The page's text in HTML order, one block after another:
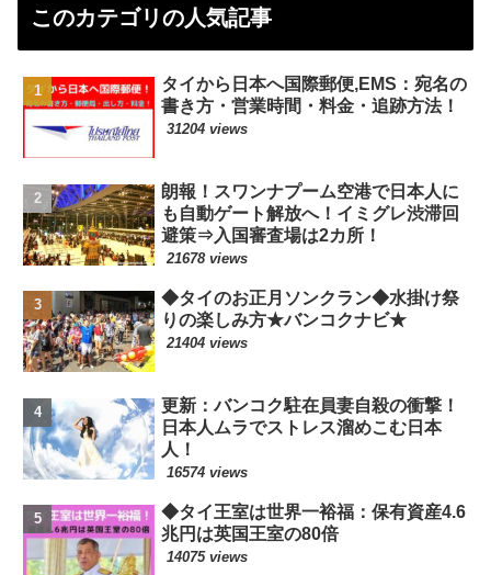
このカテゴリの人気記事
タイから日本へ国際郵便,EMS：宛名の
書き方・営業時間・料金・追跡方法！
31204 views
朗報！スワンナプーム空港で日本人に
も自動ゲート解放へ！イミグレ渋滞回
避策⇒入国審査場は2カ所！
21678 views
◆タイのお正月ソンクラン◆水掛け祭
りの楽しみ方★バンコクナビ★
21404 views
更新：バンコク駐在員妻自殺の衝撃！
日本人ムラでストレス溜めこむ日本
人！
16574 views
◆タイ王室は世界一裕福：保有資産4.6
兆円は英国王室の80倍
14075 views